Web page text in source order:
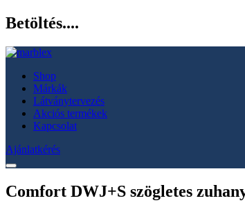
Betöltés....
Shop
Márkák
Látványtervezés
Akciós termékek
Kapcsolat
Ajánlatkérés
Comfort DWJ+S szögletes